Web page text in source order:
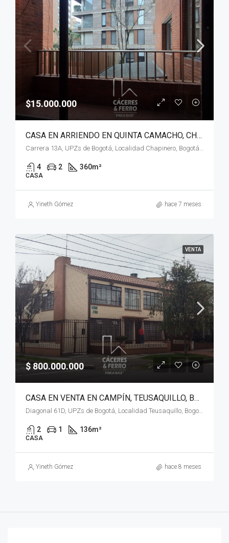
$15.000.000
CASA EN ARRIENDO EN QUINTA CAMACHO, CHAPINERO, BOGOTÁ, D.C
Carrera 13A, UPZs de Bogotá, Localidad Chapinero, Bogotá, Bogotá, Distrito Capital, RAP (Especial) Central, 110221, Colombia
4 2 360m²
CASA
Yineth Gómez hace 7 meses
VENTA
$ 800.000.000
CASA EN VENTA EN CAMPÍN, TEUSAQUILLO, BOGOTÁ, D.C. – (918)
Diagonal 61D, UPZs de Bogotá, Localidad Teusaquillo, Bogotá, Bogotá, Distrito Capital, RAP (Especial) Central, 111311, Colombia
2 1 136m²
CASA
Yineth Gómez hace 8 meses